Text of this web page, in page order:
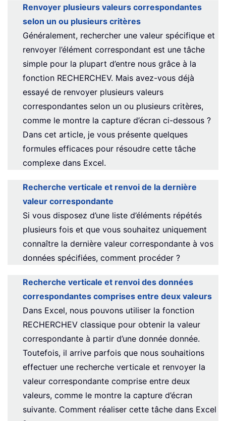
Renvoyer plusieurs valeurs correspondantes
selon un ou plusieurs critères
Généralement, rechercher une valeur spécifique et
renvoyer l’élément correspondant est une tâche
simple pour la plupart d’entre nous grâce à la
fonction RECHERCHEV. Mais avez-vous déjà
essayé de renvoyer plusieurs valeurs
correspondantes selon un ou plusieurs critères,
comme le montre la capture d’écran ci-dessous ?
Dans cet article, je vous présente quelques
formules efficaces pour résoudre cette tâche
complexe dans Excel.
Recherche verticale et renvoi de la dernière
valeur correspondante
Si vous disposez d’une liste d’éléments répétés
plusieurs fois et que vous souhaitez uniquement
connaître la dernière valeur correspondante à vos
données spécifiées, comment procéder ?
Recherche verticale et renvoi des données
correspondantes comprises entre deux valeurs
Dans Excel, nous pouvons utiliser la fonction
RECHERCHEV classique pour obtenir la valeur
correspondante à partir d’une donnée donnée.
Toutefois, il arrive parfois que nous souhaitions
effectuer une recherche verticale et renvoyer la
valeur correspondante comprise entre deux
valeurs, comme le montre la capture d’écran
suivante. Comment réaliser cette tâche dans Excel